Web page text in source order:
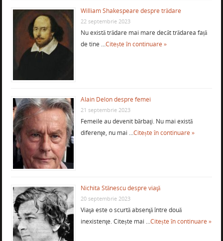
William Shakespeare despre trădare
22 septembrie 2023
Nu există trădare mai mare decât trădarea față
de tine …Citește în continuare »
Alain Delon despre femei
21 septembrie 2023
Femeile au devenit bărbaţi. Nu mai există
diferenţe, nu mai …Citește în continuare »
Nichita Stănescu despre viaţă
20 septembrie 2023
Viaţa este o scurtă absenţă între două
inexistenţe. Citește mai …Citește în continuare »